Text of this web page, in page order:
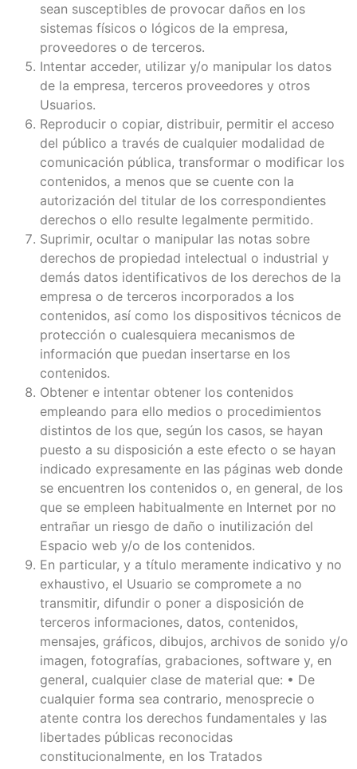
sean susceptibles de provocar daños en los
sistemas físicos o lógicos de la empresa,
proveedores o de terceros.
Intentar acceder, utilizar y/o manipular los datos
de la empresa, terceros proveedores y otros
Usuarios.
Reproducir o copiar, distribuir, permitir el acceso
del público a través de cualquier modalidad de
comunicación pública, transformar o modificar los
contenidos, a menos que se cuente con la
autorización del titular de los correspondientes
derechos o ello resulte legalmente permitido.
Suprimir, ocultar o manipular las notas sobre
derechos de propiedad intelectual o industrial y
demás datos identificativos de los derechos de la
empresa o de terceros incorporados a los
contenidos, así como los dispositivos técnicos de
protección o cualesquiera mecanismos de
información que puedan insertarse en los
contenidos.
Obtener e intentar obtener los contenidos
empleando para ello medios o procedimientos
distintos de los que, según los casos, se hayan
puesto a su disposición a este efecto o se hayan
indicado expresamente en las páginas web donde
se encuentren los contenidos o, en general, de los
que se empleen habitualmente en Internet por no
entrañar un riesgo de daño o inutilización del
Espacio web y/o de los contenidos.
En particular, y a título meramente indicativo y no
exhaustivo, el Usuario se compromete a no
transmitir, difundir o poner a disposición de
terceros informaciones, datos, contenidos,
mensajes, gráficos, dibujos, archivos de sonido y/o
imagen, fotografías, grabaciones, software y, en
general, cualquier clase de material que: • De
cualquier forma sea contrario, menosprecie o
atente contra los derechos fundamentales y las
libertades públicas reconocidas
constitucionalmente, en los Tratados